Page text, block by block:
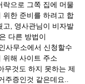
락으로 그쪽 집에 머물
위한 준비를 하려고 합
고, 영사관님이 비자발
다른 방법이
사무소에서 신청할수
위해 사이트 주소
무것도 하지 못하는 제
증인것 같은데요..